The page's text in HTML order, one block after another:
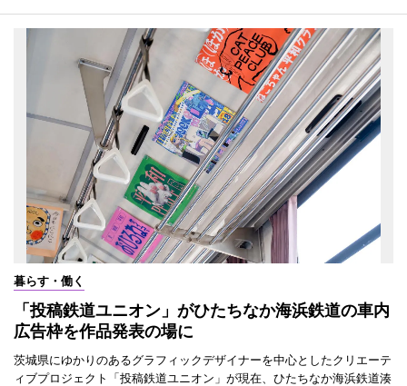
暮らす・働く
「投稿鉄道ユニオン」がひたちなか海浜鉄道の車内
広告枠を作品発表の場に
茨城県にゆかりのあるグラフィックデザイナーを中心としたクリエーテ
ィブプロジェクト「投稿鉄道ユニオン」が現在、ひたちなか海浜鉄道湊